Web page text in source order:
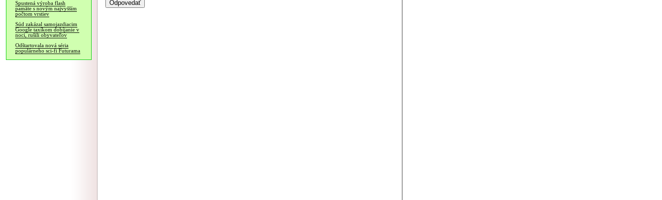
Spustená výroba flash
pamäte s novým najvyšším
počtom vrstiev
Súd zakázal samojazdiacim
Google taxíkom dobíjanie v
noci, rušili obyvateľov
Odštartovala nová séria
populárneho sci-fi Futurama